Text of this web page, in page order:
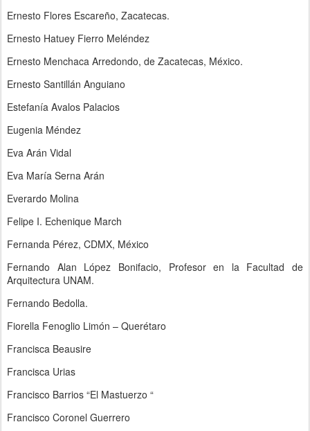
Ernesto Flores Escareño, Zacatecas.
Ernesto Hatuey Fierro Meléndez
Ernesto Menchaca Arredondo, de Zacatecas, México.
Ernesto Santillán Anguiano
Estefanía Avalos Palacios
Eugenia Méndez
Eva Arán Vidal
Eva María Serna Arán
Everardo Molina
Felipe I. Echenique March
Fernanda Pérez, CDMX, México
Fernando Alan López Bonifacio, Profesor en la Facultad de
Arquitectura UNAM.
Fernando Bedolla.
Fiorella Fenoglio Limón – Querétaro
Francisca Beausire
Francisca Urias
Francisco Barrios “El Mastuerzo “
Francisco Coronel Guerrero